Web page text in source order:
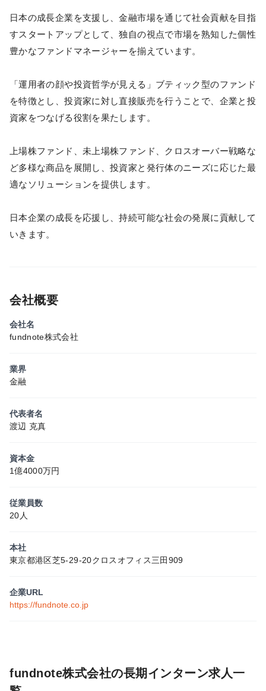
日本の成長企業を支援し、金融市場を通じて社会貢献を目指
すスタートアップとして、独自の視点で市場を熟知した個性
豊かなファンドマネージャーを揃えています。
「運用者の顔や投資哲学が見える」ブティック型のファンド
を特徴とし、投資家に対し直接販売を行うことで、企業と投
資家をつなげる役割を果たします。
上場株ファンド、未上場株ファンド、クロスオーバー戦略な
ど多様な商品を展開し、投資家と発行体のニーズに応じた最
適なソリューションを提供します。
日本企業の成長を応援し、持続可能な社会の発展に貢献して
いきます。
会社概要
会社名
fundnote株式会社
業界
金融
代表者名
渡辺 克真
資本金
1億4000万円
従業員数
20人
本社
東京都港区芝5-29-20クロスオフィス三田909
企業URL
https://fundnote.co.jp
fundnote株式会社の長期インターン求人一